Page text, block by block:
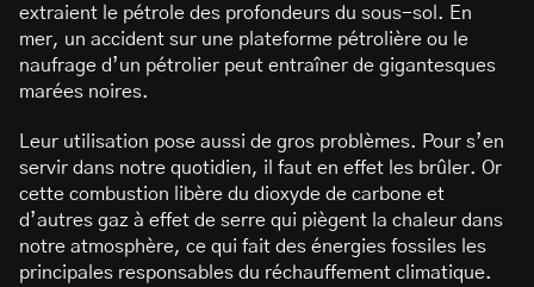
extraient le pétrole des profondeurs du sous-sol. En
mer, un accident sur une plateforme pétrolière ou le
naufrage d’un pétrolier peut entraîner de gigantesques
marées noires.
Leur utilisation pose aussi de gros problèmes. Pour s’en
servir dans notre quotidien, il faut en effet les brûler. Or
cette combustion libère du dioxyde de carbone et
d’autres gaz à effet de serre qui piègent la chaleur dans
notre atmosphère, ce qui fait des énergies fossiles les
principales responsables du réchauffement climatique.